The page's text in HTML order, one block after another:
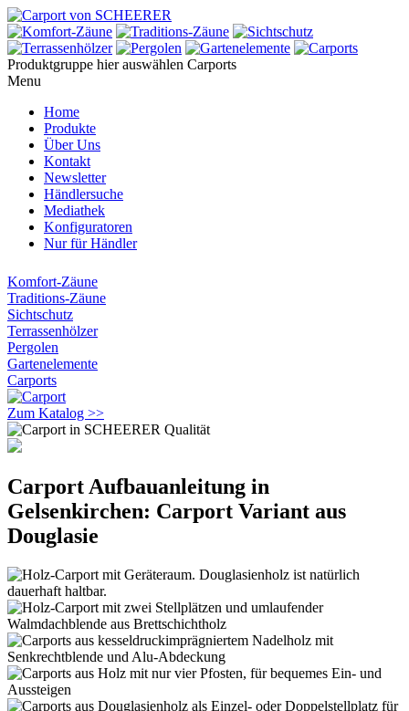
Produktgruppe hier auswählen Carports
Menu
Home
Produkte
Über Uns
Kontakt
Newsletter
Händlersuche
Mediathek
Konfiguratoren
Nur für Händler
Komfort-Zäune
Traditions-Zäune
Sichtschutz
Terrassenhölzer
Pergolen
Gartenelemente
Carports
Zum Katalog >>
Carport Aufbauanleitung in
Gelsenkirchen: Carport Variant aus
Douglasie